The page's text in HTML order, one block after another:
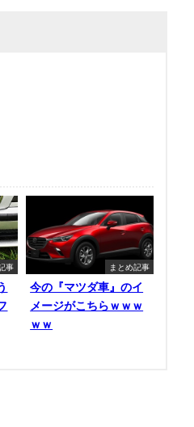
事 まとめ記事
今の『マツダ車』のイ
メージがこちらｗｗｗ
ｗｗ